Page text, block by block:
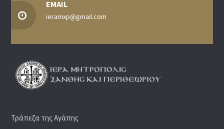
EMAIL
ieramxp@gmail.com
Τράπεζα της Αγάπης